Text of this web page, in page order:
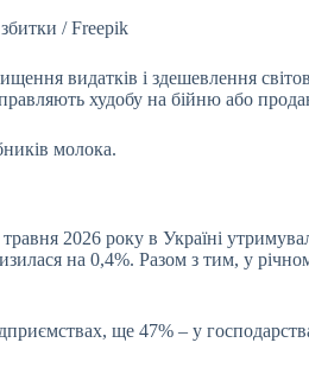
/ Freepik
видатків і здешевлення
худобу на бійню або
молока.
2026 року в Україні
на 0,4%. Разом з тим, у
ще 47% – у